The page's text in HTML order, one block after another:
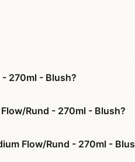
270ml - Blush?
Rund - 270ml - Blush?
Flow/Rund - 270ml -